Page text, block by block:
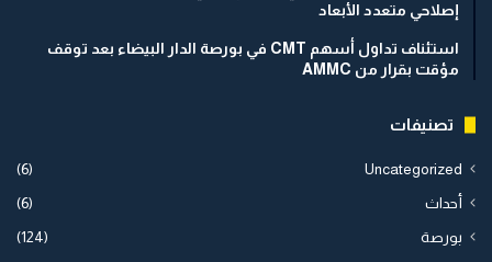
إصلاحي متعدد الأبعاد
استئناف تداول أسهم CMT في بورصة الدار البيضاء بعد توقف
مؤقت بقرار من AMMC
تصنيفات
Uncategorized
(6)
أحداث (6)
بورصة (124)